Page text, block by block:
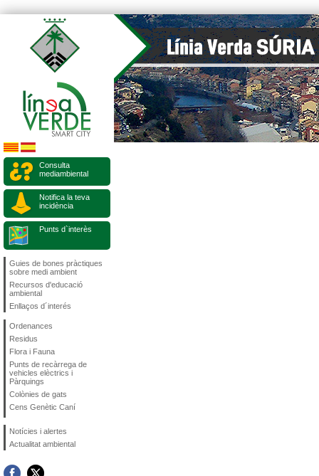
Consulta
mediambiental
Notifica la teva
incidència
Punts d`interès
Guies de bones pràctiques
sobre medi ambient
Recursos d'educació
ambiental
Enllaços d´interés
Ordenances
Residus
Flora i Fauna
Punts de recàrrega de
vehicles elèctrics i
Pàrquings
Colònies de gats
Cens Genètic Caní
Notícies i alertes
Actualitat ambiental